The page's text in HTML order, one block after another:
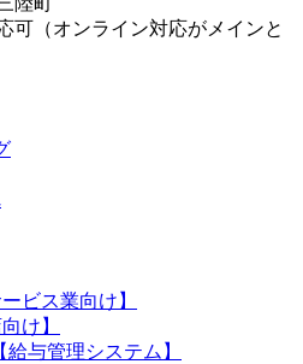
可（オンライン対応がメインと
ビス業向け】
け】
給与管理システム】